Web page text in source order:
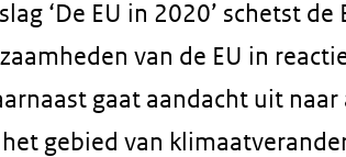
‘De EU in 2020’ schetst
van de EU in
gaat aandacht uit
gebied van